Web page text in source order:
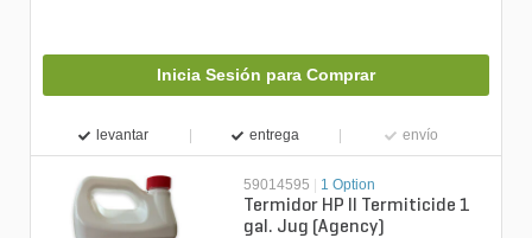
Inicia Sesión para Comprar
levantar entrega envío
59014595 | 1 Option
Termidor HP II Termiticide 1
gal. Jug (Agency)